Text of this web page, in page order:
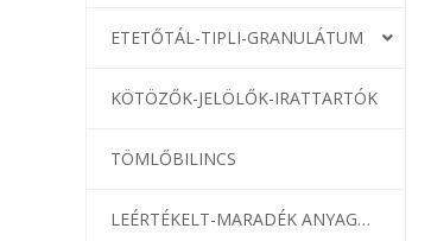
ETETŐTÁL-TIPLI-GRANULÁTUM
KÖTÖZŐK-JELÖLŐK-IRATTARTÓK
TÖMLŐBILINCS
LEÉRTÉKELT-MARADÉK ANYAGOK